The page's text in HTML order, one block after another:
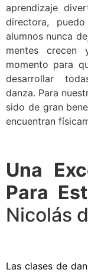
aprendizaje
directora,
alumnos nunca
mentes
momento para
desarrollar
danza. Para
sido de gran
encuentran
Una
Para
Nicolás
Las clases de